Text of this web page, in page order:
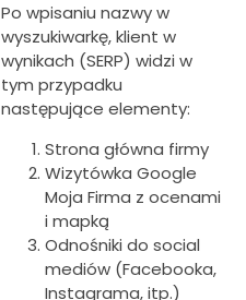
Po wpisaniu nazwy w
wyszukiwarkę, klient w
wynikach (SERP) widzi w
tym przypadku
następujące elementy:
Strona główna firmy
Wizytówka Google
Moja Firma z ocenami
i mapką
Odnośniki do social
mediów (Facebooka,
Instagrama, itp.)